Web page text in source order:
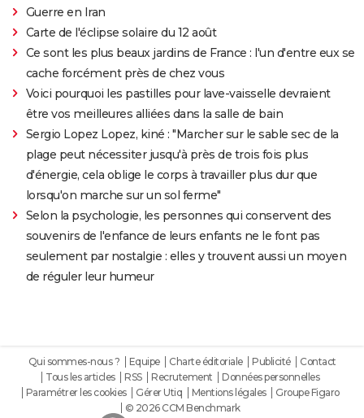
Guerre en Iran
Carte de l'éclipse solaire du 12 août
Ce sont les plus beaux jardins de France : l'un d'entre eux se
cache forcément près de chez vous
Voici pourquoi les pastilles pour lave-vaisselle devraient
être vos meilleures alliées dans la salle de bain
Sergio Lopez Lopez, kiné : "Marcher sur le sable sec de la
plage peut nécessiter jusqu'à près de trois fois plus
d'énergie, cela oblige le corps à travailler plus dur que
lorsqu'on marche sur un sol ferme"
Selon la psychologie, les personnes qui conservent des
souvenirs de l'enfance de leurs enfants ne le font pas
seulement par nostalgie : elles y trouvent aussi un moyen
de réguler leur humeur
Qui sommes-nous ? Equipe Charte éditoriale Publicité
Contact
Tous les articles
RSS Recrutement
Données personnelles
Paramétrer les cookies
Gérer Utiq Mentions légales
Groupe Figaro
© 2026 CCM Benchmark